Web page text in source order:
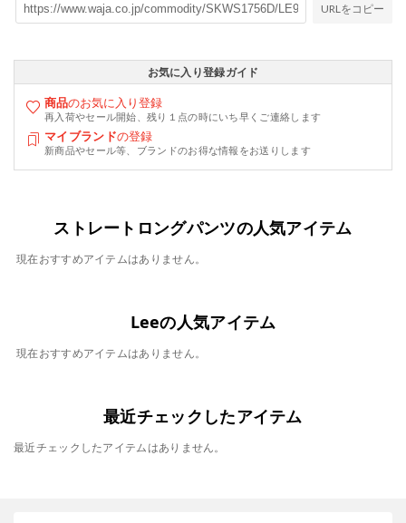
URLをコピー
お気に入り登録ガイド
商品のお気に入り登録
再入荷やセール開始、残り１点の時にいち早くご連絡します
マイブランドの登録
新商品やセール等、ブランドのお得な情報をお送りします
ストレートロングパンツの人気アイテム
現在おすすめアイテムはありません。
Leeの人気アイテム
現在おすすめアイテムはありません。
最近チェックしたアイテム
最近チェックしたアイテムはありません。